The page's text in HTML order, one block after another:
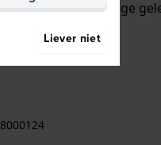
wordt het horloge
Liever niet